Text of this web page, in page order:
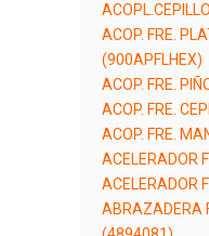
ACOP. FRE.
(900APFLHEX)
ACOP. FRE.
ACOP. FRE.
ACOP. FRE.
ACELERADOR
ACELERADOR
ABRAZADERA